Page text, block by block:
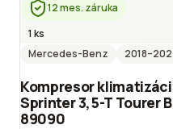
12 mes. záruka
1 ks
Mercedes-Benz
2018
Kompresor
Sprinter 3,5-T Tourer
89090